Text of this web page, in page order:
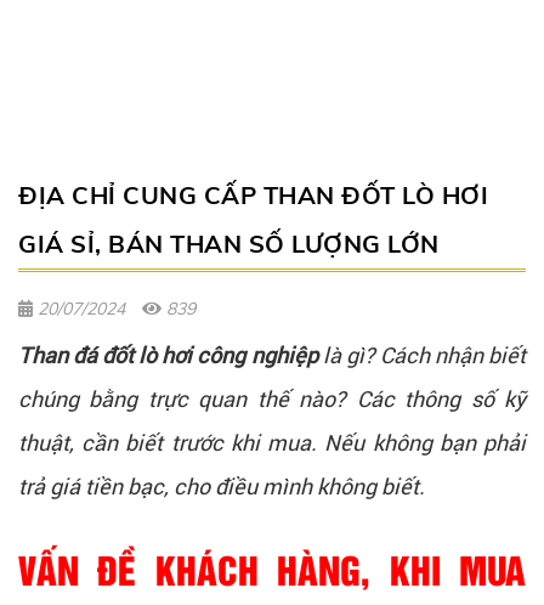
ĐỊA CHỈ CUNG CẤP THAN ĐỐT LÒ HƠI
GIÁ SỈ, BÁN THAN SỐ LƯỢNG LỚN
20/07/2024 839
Than đá đốt lò hơi công nghiệplà gì? Cách nhận biết
chúng bằng trực quan thế nào? Các thông số kỹ
thuật, cần biết trước khi mua. Nếu không bạn phải
trả giá tiền bạc, cho điều mình không biết.
VẤN ĐỀ KHÁCH HÀNG, KHI MUA